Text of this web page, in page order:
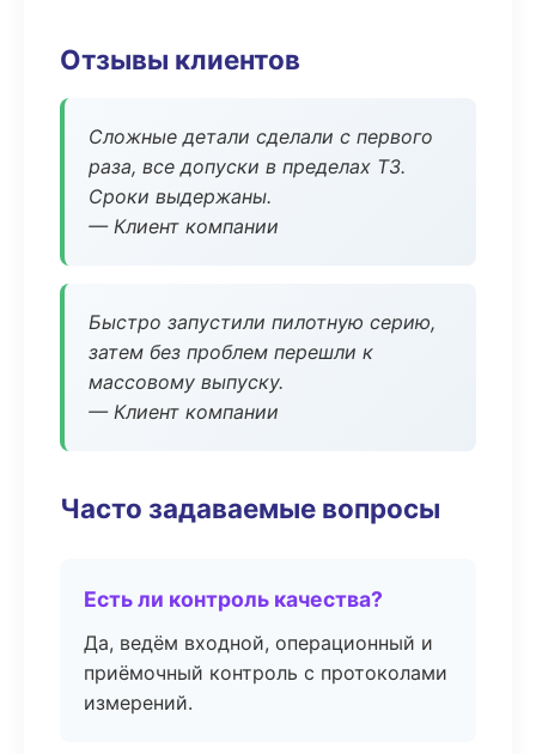
Отзывы клиентов
Сложные детали сделали с первого
раза, все допуски в пределах ТЗ.
Сроки выдержаны.
— Клиент компании
Быстро запустили пилотную серию,
затем без проблем перешли к
массовому выпуску.
— Клиент компании
Часто задаваемые вопросы
Есть ли контроль качества?
Да, ведём входной, операционный и
приёмочный контроль с протоколами
измерений.